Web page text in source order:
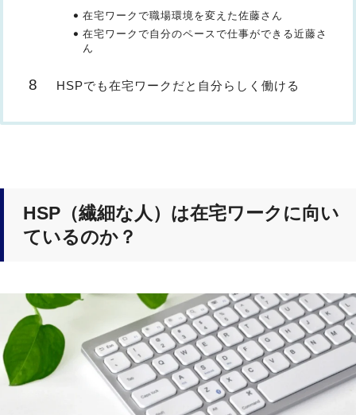
在宅ワークで職場環境を変えた佐藤さん
在宅ワークで自分のペースで仕事ができる近藤さ
ん
HSPでも在宅ワークだと自分らしく働ける
HSP（繊細な人）は在宅ワークに向い
ているのか？